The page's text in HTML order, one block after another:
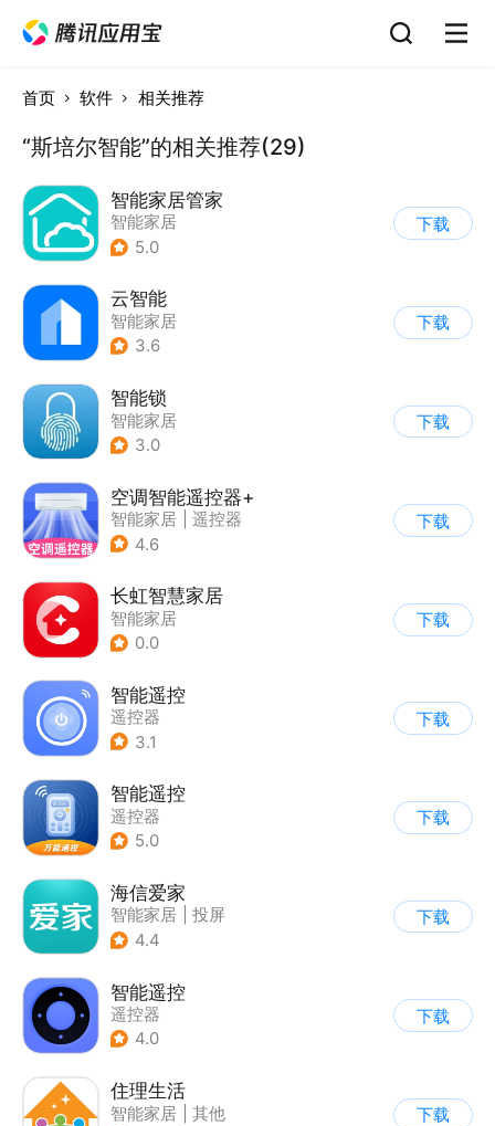
首页 软件 相关推荐
“斯培尔智能”的相关推荐(29)
智能家居管家
智能家居
5.0
下载
云智能
智能家居
3.6
下载
智能锁
智能家居
3.0
下载
空调智能遥控器+
智能家居
遥控器
4.6
下载
长虹智慧家居
智能家居
0.0
下载
智能遥控
遥控器
3.1
下载
智能遥控
遥控器
5.0
下载
海信爱家
智能家居
投屏
4.4
下载
智能遥控
遥控器
4.0
下载
住理生活
智能家居
其他
下载